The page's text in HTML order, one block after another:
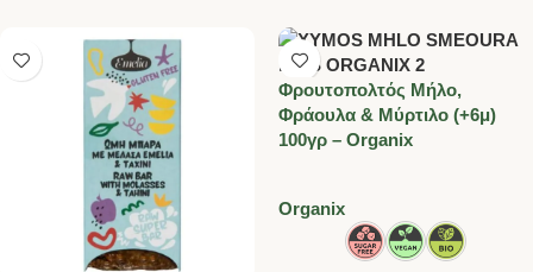
Φρουτοπολτός Μήλο,
Φράουλα & Μύρτιλο (+6μ)
100γρ – Organix
Organix